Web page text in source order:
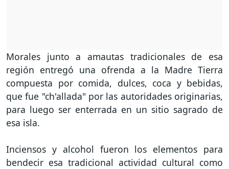
Morales junto a amautas tradicionales de esa
región entregó una ofrenda a la Madre Tierra
compuesta por comida, dulces, coca y bebidas,
que fue "ch'allada" por las autoridades originarias,
para luego ser enterrada en un sitio sagrado de
esa isla.
Inciensos y alcohol fueron los elementos para
bendecir esa tradicional actividad cultural como